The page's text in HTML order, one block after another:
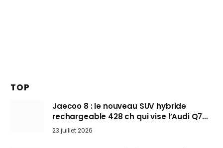
TOP
Jaecoo 8 : le nouveau SUV hybride
rechargeable 428 ch qui vise l’Audi Q7
arrive en Europe cet automne
23 juillet 2026